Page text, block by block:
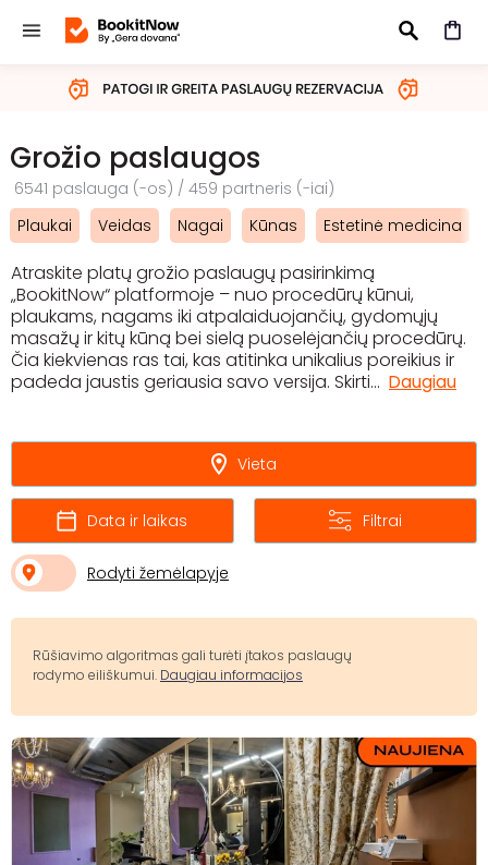
IEŠKOTI
Grožio paslaugos
6541 paslauga (-os) / 459 partneris (-iai)
Plaukai
Veidas Nagai Kūnas Estetinė medicina
Atraskite platų grožio paslaugų pasirinkimą
„BookitNow“ platformoje – nuo procedūrų kūnui,
plaukams, nagams iki atpalaiduojančių, gydomųjų
masažų ir kitų kūną bei sielą puoselėjančių procedūrų.
Čia kiekvienas ras tai, kas atitinka unikalius poreikius ir
padeda jaustis geriausia savo versija. Skirti... Daugiau
Vieta
Data ir laikas Filtrai
Rodyti žemėlapyje
Rūšiavimo algoritmas gali turėti įtakos paslaugų
rodymo eiliškumui. Daugiau informacijos